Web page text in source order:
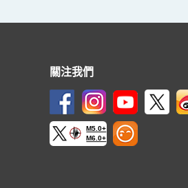
關注我們
M5.0+
M6.0+